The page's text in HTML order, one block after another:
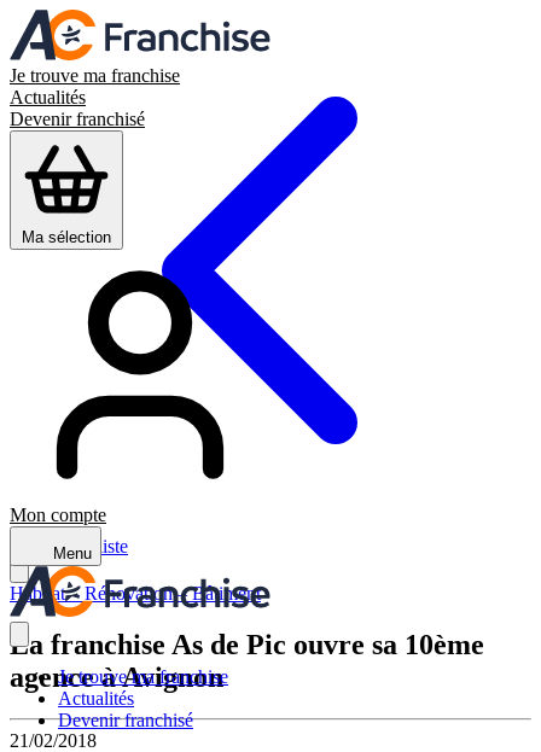
Je trouve ma franchise
Actualités
Devenir franchisé
Ma sélection
Mon compte
Menu
Je trouve ma franchise
Actualités
Devenir franchisé
Retour à la liste
Habitat – Rénovation – Bâtiment
La franchise As de Pic ouvre sa 10ème
agence à Avignon
21/02/2018